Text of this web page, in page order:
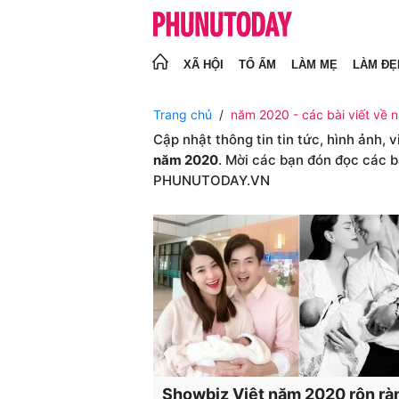
XÃ HỘI TỔ ẤM LÀM MẸ LÀM
Trang chủ năm 2020 - các bài viết về
Cập nhật thông tin tin tức, hình ảnh,
năm 2020. Mời các bạn đón đọc các
PHUNUTODAY.VN
Showbiz Việt năm 2020 rộn